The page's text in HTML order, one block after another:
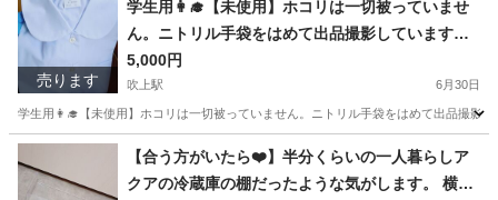
売ります
学生用👩‍🎓【未使用】ホコリは一切被っていませ
ん。ニトリル手袋をはめて出品撮影しています。
こちらすいません🙇‍♀️先日撮影しましたが、半袖か
長袖かの確認を忘れてしまいました。もう綺麗に
しまってしまいました。気にしない方にお願いい
たします(＞＜)🙏！！→長袖でした(*^^*)
5,000円
吹上駅 6月30日
学生用👩‍🎓【未使用】ホコリは一切被っていません。ニトリル手袋をはめて出品撮影
愛知 名古屋市 吹上駅 ブラウス 封筒
【合う方がいたら❤️】半分くらいの一人暮らしア
クアの冷蔵庫の棚だったような気がします。 横幅